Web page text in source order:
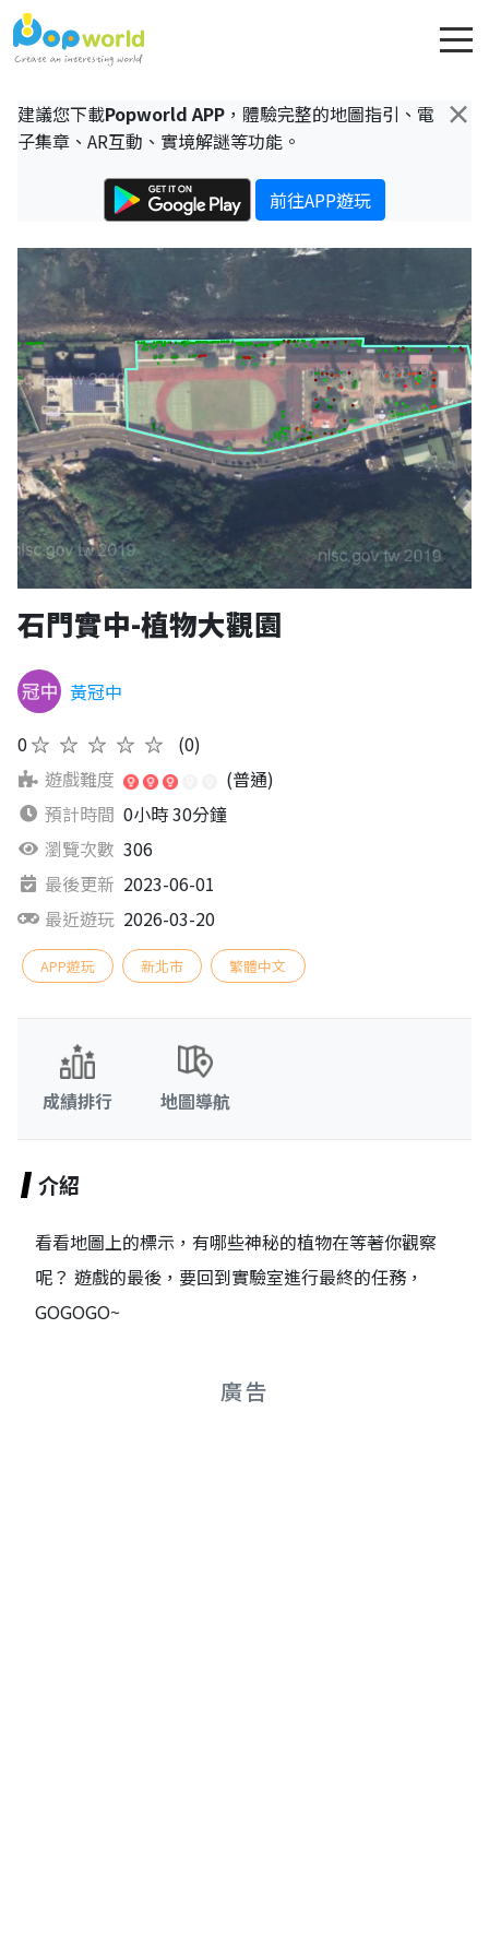
×
建議您下載Popworld APP ，體驗完整的地圖指引、電
子集章、AR互動、實境解謎等功能。
前往APP遊玩
石門實中-植物大觀園
黃冠中
0★★★★★
(0)
遊戲難度
(普通)
預計時間 0小時 30分鐘
瀏覽次數 306
最後更新 2023-06-01
最近遊玩 2026-03-20
APP遊玩 新北市 繁體中文
成績排行 地圖導航
介紹
看看地圖上的標示，有哪些神秘的植物在等著你觀察
呢？ 遊戲的最後，要回到實驗室進行最終的任務，
GOGOGO~
廣告